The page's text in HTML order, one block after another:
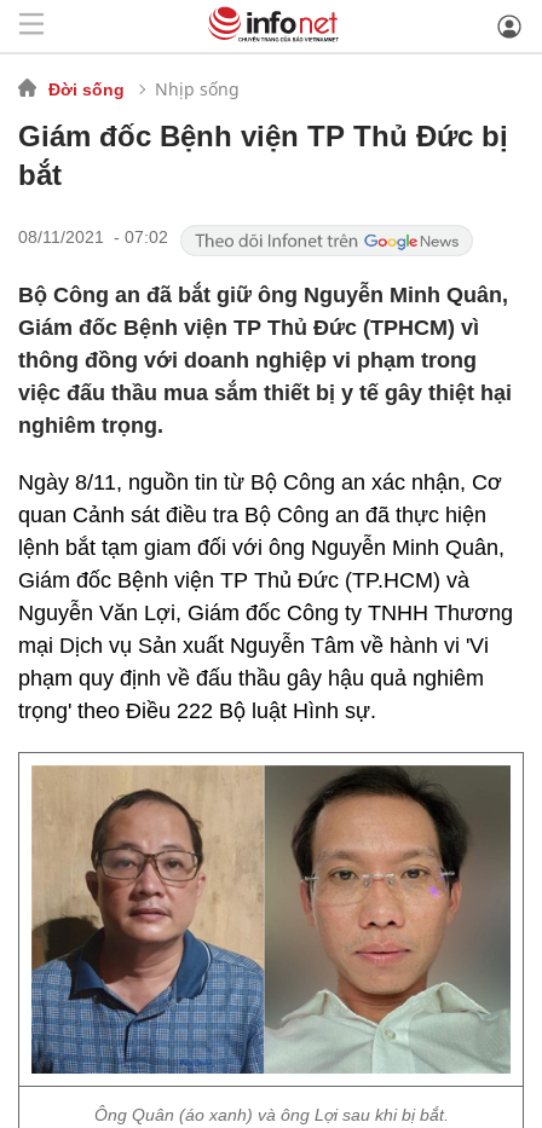
Đời sống Nhịp sống
Giám đốc Bệnh viện TP Thủ Đức bị
bắt
08/11/2021 - 07:02
Bộ Công an đã bắt giữ ông Nguyễn Minh Quân,
Giám đốc Bệnh viện TP Thủ Đức (TPHCM) vì
thông đồng với doanh nghiệp vi phạm trong
việc đấu thầu mua sắm thiết bị y tế gây thiệt hại
nghiêm trọng.
Ngày 8/11, nguồn tin từ Bộ Công an xác nhận, Cơ
quan Cảnh sát điều tra Bộ Công an đã thực hiện
lệnh bắt tạm giam đối với ông Nguyễn Minh Quân,
Giám đốc Bệnh viện TP Thủ Đức (TP.HCM) và
Nguyễn Văn Lợi, Giám đốc Công ty TNHH Thương
mại Dịch vụ Sản xuất Nguyễn Tâm về hành vi 'Vi
phạm quy định về đấu thầu gây hậu quả nghiêm
trọng' theo Điều 222 Bộ luật Hình sự.
Ông Quân (áo xanh) và ông Lợi sau khi bị bắt.